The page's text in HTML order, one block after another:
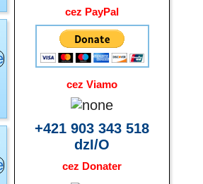
cez PayPal
cez Viamo
+421 903 343 518
dzI/O
cez Donater